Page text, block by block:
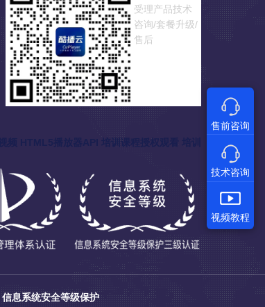
受理产品技术
咨询/套餐升级/
售后
培训课程授权观看
信息系统安全等级保护
售前咨询
技术咨询
视频教程